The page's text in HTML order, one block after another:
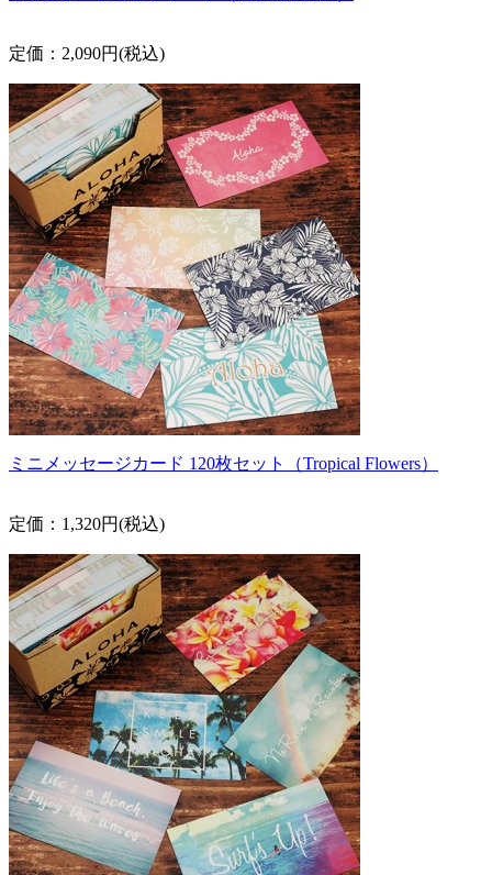
定価：2,090円(税込)
ミニメッセージカード 120枚セット（Tropical Flowers）
定価：1,320円(税込)